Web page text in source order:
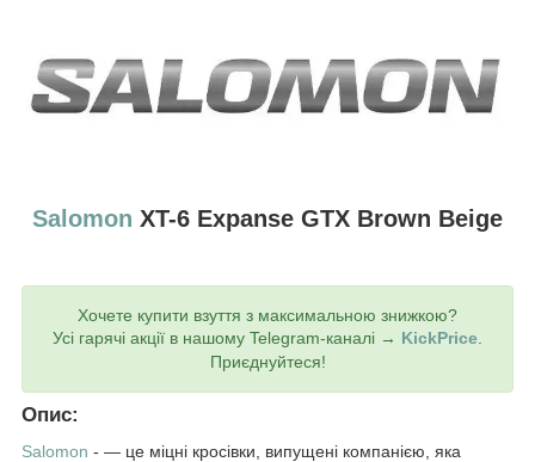
Salomon XT-6 Expanse GTX Brown Beige
Хочете купити взуття з максимальною знижкою?
Усі гарячі акції в нашому Telegram-каналі → KickPrice
Приєднуйтеся!
Опис:
Salomon - — це міцні кросівки, випущені компанією, яка